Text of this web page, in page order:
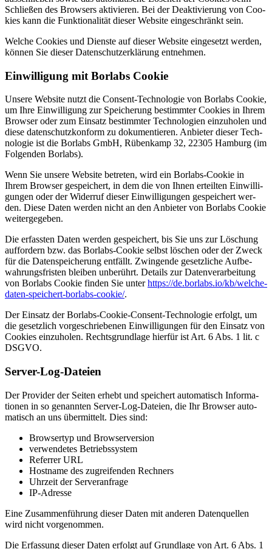
Schlie­ßen des Brow­sers akti­vie­ren. Bei der Deak­ti­vie­rung von Coo­
kies kann die Funk­tio­na­li­tät die­ser Web­site ein­ge­schränkt sein.
Wel­che Coo­kies und Diens­te auf die­ser Web­site ein­ge­setzt wer­den,
kön­nen Sie die­ser Daten­schutz­er­klä­rung ent­neh­men.
Ein­wil­li­gung mit Borlabs Coo­kie
Unse­re Web­site nutzt die Con­sent-Tech­no­lo­gie von Borlabs Coo­kie,
um Ihre Ein­wil­li­gung zur Spei­che­rung bestimm­ter Coo­kies in Ihrem
Brow­ser oder zum Ein­satz bestimm­ter Tech­no­lo­gien ein­zu­ho­len und
die­se daten­schutz­kon­form zu doku­men­tie­ren. Anbie­ter die­ser Tech­
no­lo­gie ist die Borlabs GmbH, Rüben­kamp 32, 22305 Ham­burg (im
Fol­gen­den Borlabs).
Wenn Sie unse­re Web­site betre­ten, wird ein Borlabs-Coo­kie in
Ihrem Brow­ser gespei­chert, in dem die von Ihnen erteil­ten Ein­wil­li­
gun­gen oder der Wider­ruf die­ser Ein­wil­li­gun­gen gespei­chert wer­
den. Die­se Daten wer­den nicht an den Anbie­ter von Borlabs Coo­kie
wei­ter­ge­ge­ben.
Die erfass­ten Daten wer­den gespei­chert, bis Sie uns zur Löschung
auf­for­dern bzw. das Borlabs-Coo­kie selbst löschen oder der Zweck
für die Daten­spei­che­rung ent­fällt. Zwin­gen­de gesetz­li­che Auf­be­
wah­rungs­fris­ten blei­ben unbe­rührt. Details zur Daten­ver­ar­bei­tung
von Borlabs Coo­kie fin­den Sie unterhttps://de.borlabs.io/kb/welche-
daten-speichert-borlabs-cookie/.
Der Ein­satz der Borlabs-Coo­kie-Con­sent-Tech­no­lo­gie erfolgt, um
die gesetz­lich vor­ge­schrie­be­nen Ein­wil­li­gun­gen für den Ein­satz von
Coo­kies ein­zu­ho­len. Rechts­grund­la­ge hier­für ist Art. 6 Abs. 1 lit. c
DSGVO.
Ser­ver-Log-Datei­en
Der Pro­vi­der der Sei­ten erhebt und spei­chert auto­ma­tisch Infor­ma­
tio­nen in so genann­ten Ser­ver-Log-Datei­en, die Ihr Brow­ser auto­
ma­tisch an uns über­mit­telt. Dies sind:
Brow­ser­typ und Brow­ser­ver­si­on
ver­wen­de­tes Betriebs­sys­tem
Refer­rer URL
Host­na­me des zugrei­fen­den Rech­ners
Uhr­zeit der Ser­ver­an­fra­ge
IP-Adres­se
Eine Zusam­men­füh­rung die­ser Daten mit ande­ren Daten­quel­len
wird nicht vor­ge­nom­men.
Die Erfas­sung die­ser Daten erfolgt auf Grund­la­ge von Art. 6 Abs. 1